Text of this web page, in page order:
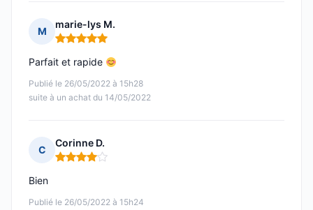
M
marie-lys M.
Note : 5 sur 5
Publié le 26/05/2022 à 15h28
suite à un achat du 14/05/2022
Parfait et rapide
C
Corinne D.
Note : 4 sur 5
Publié le 26/05/2022 à 15h24
Bien